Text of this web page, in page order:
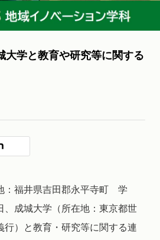
大学と教育や研究等に関する
：福井県吉田郡永平寺町 学
、成城大学（所在地：東京都世
）と教育・研究等に関する連